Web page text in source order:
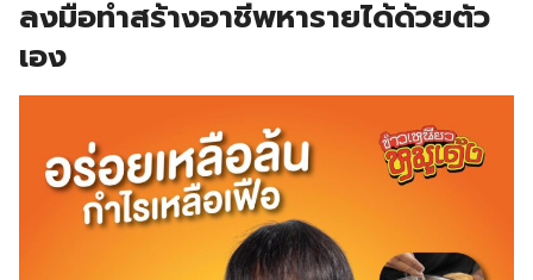
ลงมือทำสร้างอาชีพหารายได้ด้วยตัว
เอง